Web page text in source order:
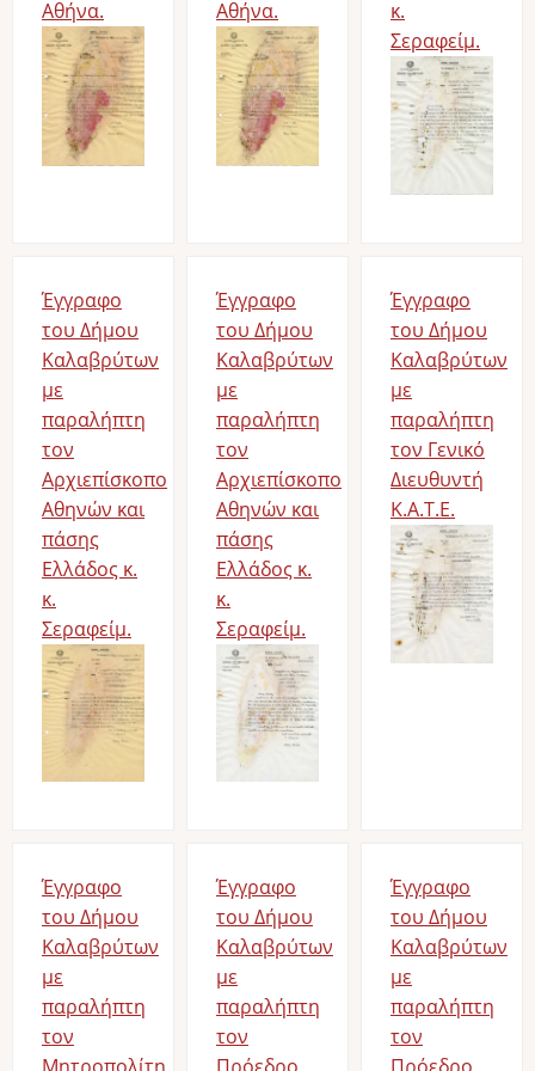
Αθήνα. Αθήνα.
κ.
Σεραφείμ.
Έγγραφο
του Δήμου
Καλαβρύτων
με
παραλήπτη
τον
Αρχιεπίσκοπο
Αθηνών και
πάσης
Ελλάδος κ.
κ.
Σεραφείμ.
Έγγραφο
του Δήμου
Καλαβρύτων
με
παραλήπτη
τον
Αρχιεπίσκοπο
Αθηνών και
πάσης
Ελλάδος κ.
κ.
Σεραφείμ.
Έγγραφο
του Δήμου
Καλαβρύτων
με
παραλήπτη
τον Γενικό
Διευθυντή
Κ.Α.Τ.Ε.
Έγγραφο
του Δήμου
Καλαβρύτων
με
παραλήπτη
τον
Έγγραφο
του Δήμου
Καλαβρύτων
με
παραλήπτη
τον
Έγγραφο
του Δήμου
Καλαβρύτων
με
παραλήπτη
τον